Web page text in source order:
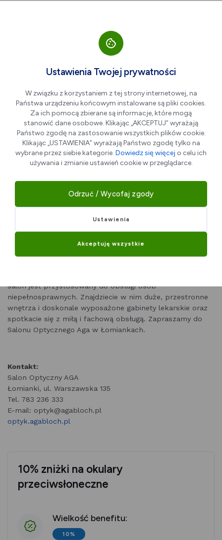
10% zniżki na okulary
przeciwsłoneczne
można z łatwością znaleźć przy
głównej ulicy Łomianek. Od czerwca 2020 r. działamy przy
ul. Warszawskiej 135, vis a vis poczty. Jest to
charakterystyczne miejsce w samym centrum naszego
salon jest przystosowany do obsługi osób
niepełnosprawnych. Znajdziecie w nim duże, przestronne
wnętrza i doskonale wyposażone gabinety lekarskie oraz
spotkacie się z miłą i fachową obsługą. Zapraszamy do
Salonu Optycznego Aga w Łomiankach.
Kontakt:
Salon Optyczny AGA
Łomianki, ul. Warszawska 135
Tel. 783 236 333
E-mail: optyk@agabloch.pl
optyk.agabloch.pl
10% zniżki na okulary
przeciwsłoneczne
Wielkość benefitu:
10%
Ustawienia Twojej prywatności
W związku z korzystaniem z tej strony internetowej, na
Państwa urządzeniu końcowym instalowane są pliki cookies.
Za ich pomocą zbierane są informacje, które mogą
stanowić dane osobowe. Klikając „AKCEPTUJ” wyrażają
Państwo zgodę na zastosowanie wszystkich plików cookie.
Klikając „USTAWIENIA” wyrażają Państwo zgodę tylko na
wybrane przez siebie kategorie. Dowiedz się więcej o celu ich
używania i zmianie ustawień cookie w przeglądarce.
Odrzuć / Wycofaj zgody
Ustawienia
Akceptuję wszystkie